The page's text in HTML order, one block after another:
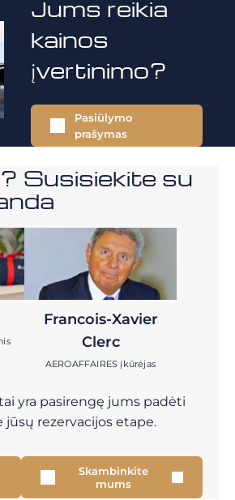
Jums reikia
kainos
įvertinimo?
Pasiūlymo
prašymas
Susisiekite su
Francois-Xavier
Clerc
AEROAFFAIRES įkūrėjas
yra pasirengę jums padėti
rezervacijos etape.
Skambinkite
mums